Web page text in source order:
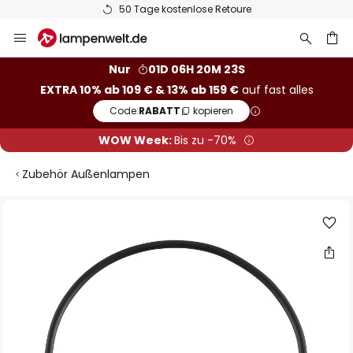
50 Tage kostenlose Retoure
Inhalt
Nur
01D 06H 20M 22S
EXTRA 10% ab 109 € & 13% ab 159 €auf fast alles
Code:RABATT kopieren
WOW Week:Bis zu -70%
Zubehör Außenlampen